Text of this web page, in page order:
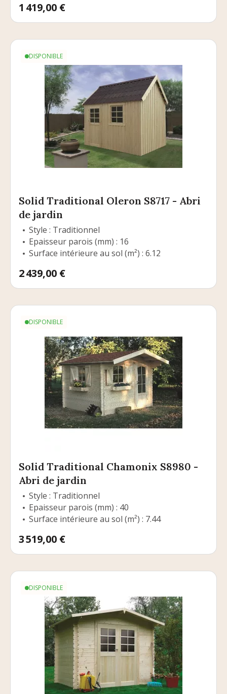
Prix
1 419,00 €
DISPONIBLE
Solid Traditional Oleron S8717 - Abri
de jardin
Style : Traditionnel
Epaisseur parois (mm) : 16
Surface intérieure au sol (m²) : 6.12
Prix
2 439,00 €
DISPONIBLE
Solid Traditional Chamonix S8980 -
Abri de jardin
Style : Traditionnel
Epaisseur parois (mm) : 40
Surface intérieure au sol (m²) : 7.44
Prix
3 519,00 €
DISPONIBLE